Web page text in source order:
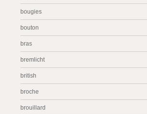
bougies
bouton
bras
bremlicht
british
broche
brouillard